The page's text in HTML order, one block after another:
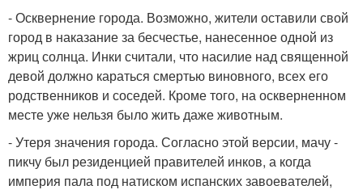
- Осквернение города. Возможно, жители оставили свой
город в наказание за бесчестье, нанесенное одной из
жриц солнца. Инки считали, что насилие над священной
девой должно караться смертью виновного, всех его
родственников и соседей. Кроме того, на оскверненном
месте уже нельзя было жить даже животным.
- Утеря значения города. Согласно этой версии, мачу -
пикчу был резиденцией правителей инков, а когда
империя пала под натиском испанских завоевателей,